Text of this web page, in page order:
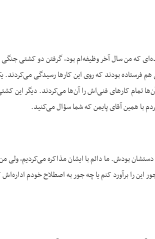
که من سال آخر وظیفه‌ام بود، گرفتن دو کشتی
فرستاده بودند که روی این کارها رسیدگی
تمام کارهای فنی‌اش را آن‌ها می‌کردند. دیگر این
با همین آقای پایمن که شما سؤال می‌کنید.
بودش. ما دائم با ایشان مذاکره می‌کردیم، ولی
را برآورد کنم یا چه جور به اصطلاح خودم